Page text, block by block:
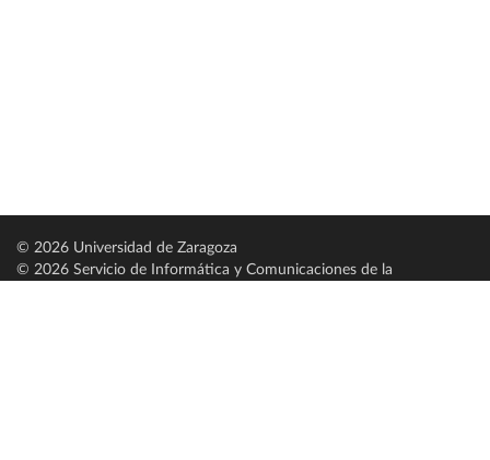
© 2026 Universidad de Zaragoza
© 2026 Servicio de Informática y Comunicaciones de la